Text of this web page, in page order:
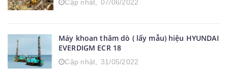
Cập nhật, 07/06/2022
Máy khoan thăm dò ( lấy mẫu) hiệu HYUNDAI
EVERDIGM ECR 18
Cập nhật, 31/05/2022